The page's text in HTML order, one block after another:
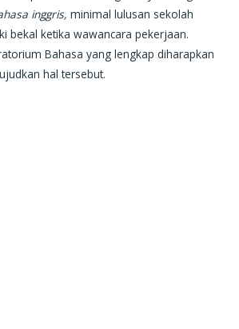
inggris, minimal lulusan sekolah
bekal ketika wawancara pekerjaan.
Bahasa yang lengkap diharapkan
hal tersebut.